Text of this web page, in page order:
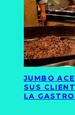
JUMBO
SUS
LA